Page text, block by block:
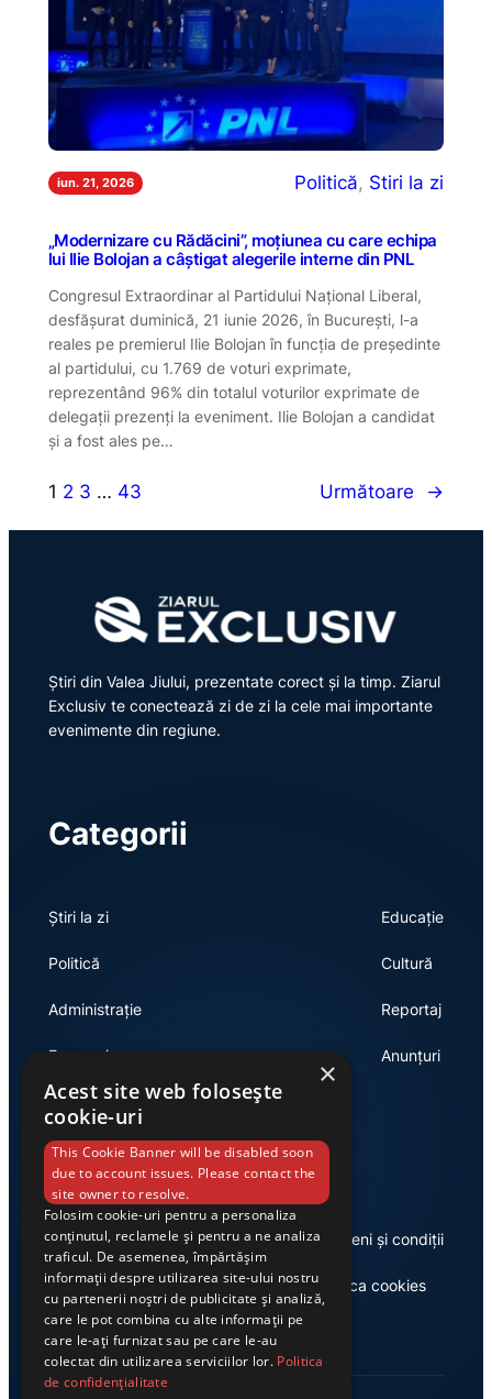
iun. 21, 2026 Politică, Stiri la zi
„Modernizare cu Rădăcini”, moțiunea cu care echipa
lui Ilie Bolojan a câștigat alegerile interne din PNL
Congresul Extraordinar al Partidului Național Liberal,
desfășurat duminică, 21 iunie 2026, în București, l-a
reales pe premierul Ilie Bolojan în funcția de președinte
al partidului, cu 1.769 de voturi exprimate,
reprezentând 96% din totalul voturilor exprimate de
delegații prezenți la eveniment. Ilie Bolojan a candidat
și a fost ales pe…
1 2 3 … 43 Următoare →
Știri din Valea Jiului, prezentate corect și la timp. Ziarul
Exclusiv te conectează zi de zi la cele mai importante
evenimente din regiune.
Categorii
Știri la zi
Politică
Administrație
Economie
Educație
Cultură
Reportaj
Anunțuri
Link-uri utile
Despre noi
Casa de editură Exclusiv
Termeni și condiții
Politica cookies
×
Acest site web folosește
cookie-uri
This Cookie Banner will be disabled soon
due to account issues. Please contact the
site owner to resolve.
Folosim cookie-uri pentru a personaliza
conținutul, reclamele și pentru a ne analiza
traficul. De asemenea, împărtășim
informații despre utilizarea site-ului nostru
cu partenerii noștri de publicitate și analiză,
care le pot combina cu alte informații pe
care le-ați furnizat sau pe care le-au
colectat din utilizarea serviciilor lor. Politica
de confidențialitate